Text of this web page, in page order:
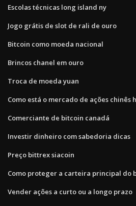
Escolas técnicas long island ny
Jogo grátis de slot de rali de ouro
Bitcoin como moeda nacional
Brincos chanel em ouro
Troca de moeda yuan
Como está o mercado de ações chinês
Comerciante de bitcoin canadá
Investir dinheiro com sabedoria dicas
Preço bittrex siacoin
Como proteger a carteira principal do
Vender ações a curto ou a longo prazo